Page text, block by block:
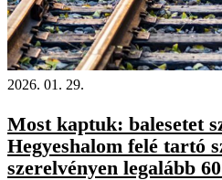
2026. 01. 29.
Most kaptuk: balesetet
Hegyeshalom felé tartó
szerelvényen legalább